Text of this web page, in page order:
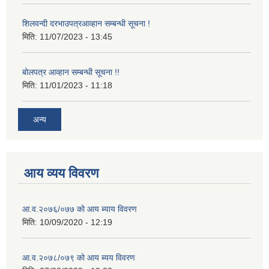
शिलवन्दी दरभाउपत्रआव्हान सम्बन्धी सूचना !
मिति: 11/07/2023 - 13:45
बोलपत्र आव्हान सम्बन्धी सूचना !!
मिति: 11/01/2023 - 11:18
अन्य
आय व्यय विवरण
आ.व.२०७६/०७७ को आय ब्याय विवरण
मिति: 10/09/2020 - 12:19
आ.व.२०७८/०७९ को आय ब्यय विवरण